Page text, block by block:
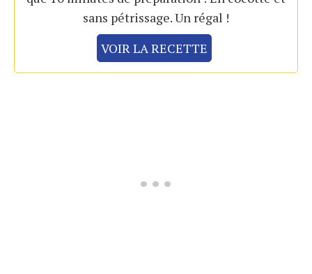
sans pétrissage. Un régal !
VOIR LA RECETTE